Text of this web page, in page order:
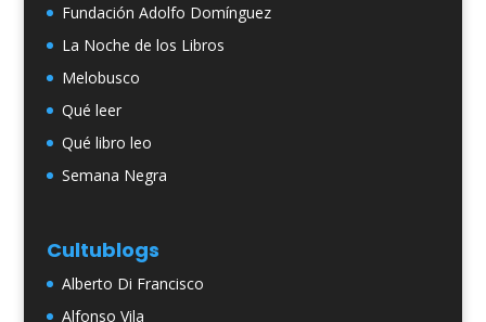
Fundación Adolfo Domínguez
La Noche de los Libros
Melobusco
Qué leer
Qué libro leo
Semana Negra
Cultublogs
Alberto Di Francisco
Alfonso Vila